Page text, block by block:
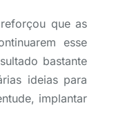
que as
esse
bastante
ideias para
implantar